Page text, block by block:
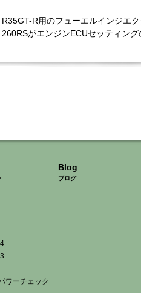
R35GT-R用のフューエルインジエ
260RSがエンジンECUセッティング
ワーチェック
Blog
ブログ